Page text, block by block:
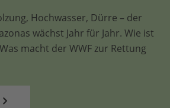
Hochwasser, Dürre – der
wächst Jahr für Jahr. Wie ist
macht der WWF zur Rettung